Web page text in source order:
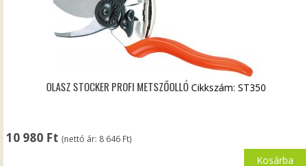
OLASZ STOCKER PROFI METSZŐOLLÓ
10 980 Ft (nettó ár: 8 646 Ft)
Cikkszám: ST350
Kosárba